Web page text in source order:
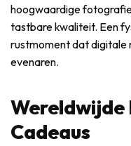
hoogwaardige
tastbare kwaliteit. Een
rustmoment dat digitale
evenaren.
Wereldwijde
Cadeaus